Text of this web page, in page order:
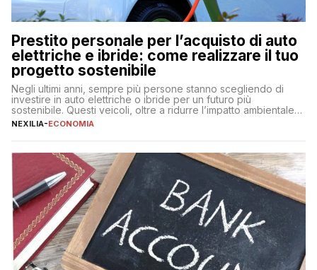
Prestito personale per l’acquisto di auto
elettriche e ibride: come realizzare il tuo
progetto sostenibile
Negli ultimi anni, sempre più persone stanno scegliendo di
investire in auto elettriche o ibride per un futuro più
sostenibile. Questi veicoli, oltre a ridurre l’impatto ambientale,
offrono vantaggi economici a lungo termine, come minori costi
fare se non […]
NEXILIA-ECONOMIA